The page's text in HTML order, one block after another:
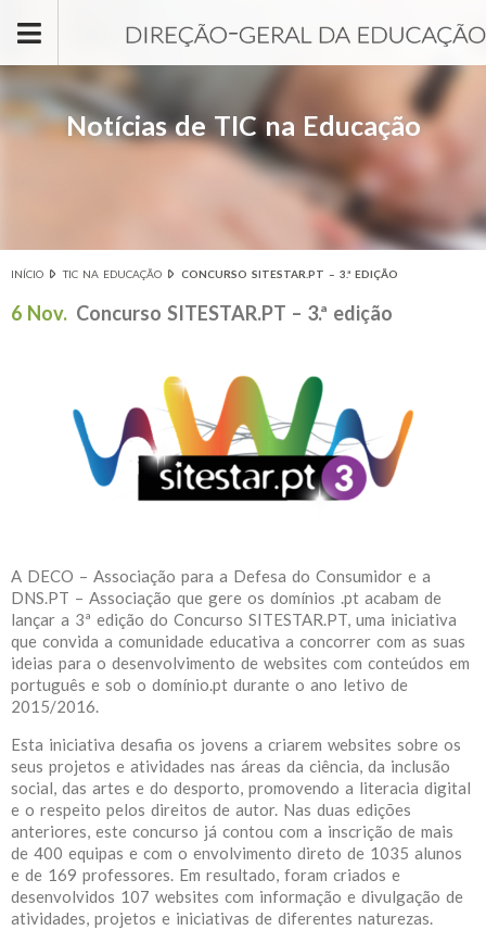
Notícias de TIC na Educação
INÍCIO TIC NA EDUCAÇÃO CONCURSO SITESTAR.PT – 3.ª EDIÇÃO
6 Nov. Concurso SITESTAR.PT – 3.ª edição
A DECO – Associação para a Defesa do Consumidor e a
DNS.PT – Associação que gere os domínios .pt acabam de
lançar a 3ª edição do Concurso SITESTAR.PT, uma iniciativa
que convida a comunidade educativa a concorrer com as suas
ideias para o desenvolvimento de websites com conteúdos em
português e sob o domínio.pt durante o ano letivo de
2015/2016.
Esta iniciativa desafia os jovens a criarem websites sobre os
seus projetos e atividades nas áreas da ciência, da inclusão
social, das artes e do desporto, promovendo a literacia digital
e o respeito pelos direitos de autor. Nas duas edições
anteriores, este concurso já contou com a inscrição de mais
de 400 equipas e com o envolvimento direto de 1035 alunos
e de 169 professores. Em resultado, foram criados e
desenvolvidos 107 websites com informação e divulgação de
atividades, projetos e iniciativas de diferentes naturezas.